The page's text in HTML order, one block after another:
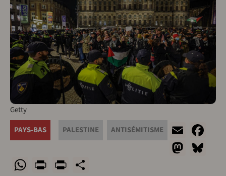
Getty
PAYS-BAS
PALESTINE ANTISÉMITISME Email
WhatsApp
PrintPrintFriendly